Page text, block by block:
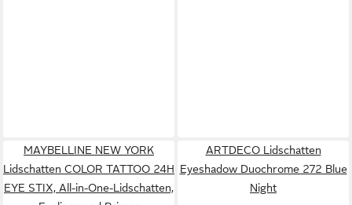
MAYBELLINE NEW YORK
Lidschatten COLOR TATTOO 24H
EYE STIX, All-in-One-Lidschatten,
ARTDECO Lidschatten
Eyeshadow Duochrome 272 Blue
Night